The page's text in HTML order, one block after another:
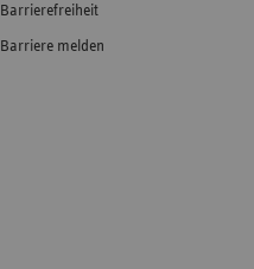
Barrierefreiheit
Barriere melden